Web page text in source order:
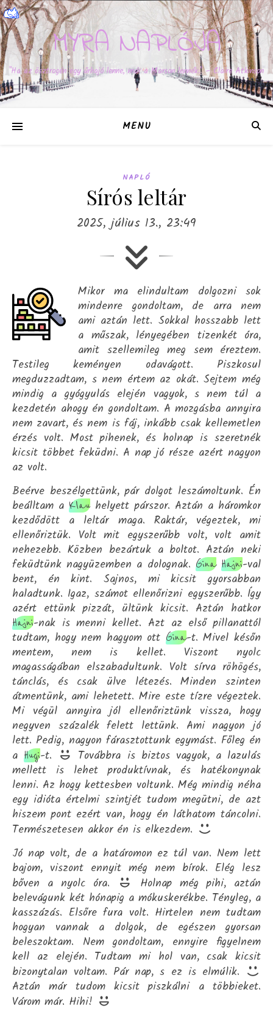
MYRA NAPLÓJA
"Ha az ösztrogén egy űrhajó lenne, már a Marson lennék." – Claire Atkinson
MENU
NAPLÓ
Sírós leltár
2025, július 13., 23:49
Mikor ma elindultam dolgozni sok
mindenre gondoltam, de arra nem
ami aztán lett. Sokkal hosszabb lett
a műszak, lényegében tizenkét óra,
amit szellemileg meg sem éreztem.
Testileg keményen odavágott. Piszkosul
megduzzadtam, s nem értem az okát. Sejtem még
mindig a gyógyulás elején vagyok, s nem túl a
kezdetén ahogy én gondoltam. A mozgásba annyira
nem zavart, és nem is fáj, inkább csak kellemetlen
érzés volt. Most pihenek, és holnap is szeretnék
kicsit többet feküdni. A nap jó része azért nagyon
az volt.
Beérve beszélgettünk, pár dolgot leszámoltunk. Én
beálltam aKlauhelyett párszor. Aztán a háromkor
kezdődött a leltár maga. Raktár, végeztek, mi
ellenőriztük. Volt mit egyszerűbb volt, volt amit
nehezebb. Közben bezártuk a boltot. Aztán neki
feküdtünk nagyüzemben a dolognak. Gina Hajni-val
bent, én kint. Sajnos, mi kicsit gyorsabban
haladtunk. Igaz, számot ellenőrizni egyszerűbb. Így
azért ettünk pizzát, ültünk kicsit. Aztán hatkor
Hajni-nak is menni kellet. Azt az első pillanattól
tudtam, hogy nem hagyom ott Gina-t. Mivel későn
mentem, nem is kellet. Viszont nyolc
magasságában elszabadultunk. Volt sírva röhögés,
tánclás, és csak ülve létezés. Minden szinten
átmentünk, ami lehetett. Mire este tízre végeztek.
Mi végül annyira jól ellenőriztünk vissza, hogy
negyven százalék felett lettünk. Ami nagyon jó
lett. Pedig, nagyon fárasztottunk egymást. Főleg én
aHugi-t.
Továbbra is biztos vagyok, a lazulás
mellett is lehet produktívnak, és hatékonynak
lenni. Az hogy kettesben voltunk. Még mindig néha
egy idióta értelmi szintjét tudom megütni, de azt
hiszem pont ezért van, hogy én láthatom táncolni.
Természetesen akkor én is elkezdem.
Jó nap volt, de a határomon ez túl van. Nem lett
bajom, viszont ennyit még nem bírok. Elég lesz
bőven a nyolc óra.
Holnap még pihi, aztán
belevágunk két hónapig a mókuskerékbe. Tényleg, a
kasszázás. Elsőre fura volt. Hirtelen nem tudtam
hogyan vannak a dolgok, de egészen gyorsan
beleszoktam. Nem gondoltam, ennyire figyelnem
kell az elején. Tudtam mi hol van, csak kicsit
bizonytalan voltam. Pár nap, s ez is elmúlik.
Aztán már tudom kicsit piszkálni a többieket.
Várom már. Hihi!